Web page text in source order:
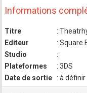
Informations
Titre
:
Editeur
: Square
Studio
:
Plateformes
: 3DS
Date de sortie
: à définir